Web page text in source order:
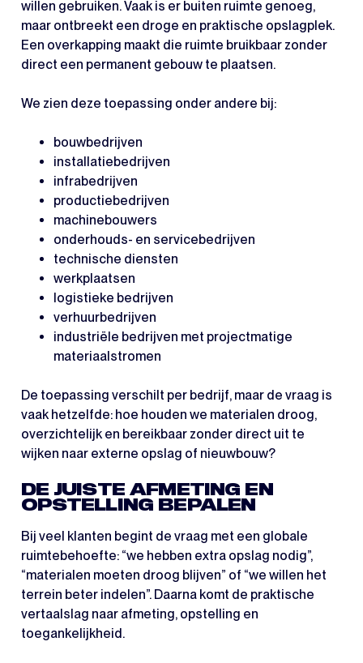
willen gebruiken. Vaak is er buiten ruimte genoeg,
maar ontbreekt een droge en praktische opslagplek.
Een overkapping maakt die ruimte bruikbaar zonder
direct een permanent gebouw te plaatsen.
We zien deze toepassing onder andere bij:
bouwbedrijven
installatiebedrijven
infrabedrijven
productiebedrijven
machinebouwers
onderhouds- en servicebedrijven
technische diensten
werkplaatsen
logistieke bedrijven
verhuurbedrijven
industriële bedrijven met projectmatige
materiaalstromen
De toepassing verschilt per bedrijf, maar de vraag is
vaak hetzelfde: hoe houden we materialen droog,
overzichtelijk en bereikbaar zonder direct uit te
wijken naar externe opslag of nieuwbouw?
DE JUISTE AFMETING EN
OPSTELLING BEPALEN
Bij veel klanten begint de vraag met een globale
ruimtebehoefte: “we hebben extra opslag nodig”,
“materialen moeten droog blijven” of “we willen het
terrein beter indelen”. Daarna komt de praktische
vertaalslag naar afmeting, opstelling en
toegankelijkheid.